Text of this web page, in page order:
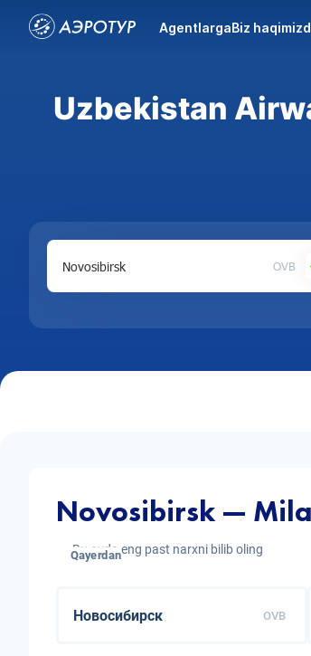
AgentlargaBiz
Uzbekistan
OVB
Novosibirsk —
Bu oyda eng past narxni bilib oling
Qayerdan
OVB